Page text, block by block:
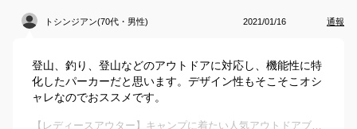
トシンジアン(70代・男性) 2021/01/16 通報
登山、釣り、登山などのアウトドアに対応し、機能性に特
化したパーカーだと思います。デザイン性もそこそこオシ
ャレなのでおススメです。
【レディースアウター】キャンプに着たい人気アウトドアブランドのおすすめは？